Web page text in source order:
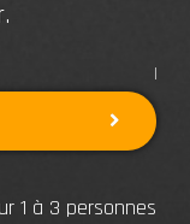
.
1 à 3 personnes